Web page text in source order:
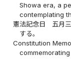
Showa era, a
contemplating
憲法記念日 五月
する。
Constitution